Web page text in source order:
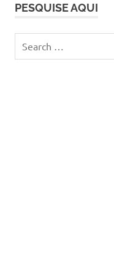
PESQUISE AQUI
for: